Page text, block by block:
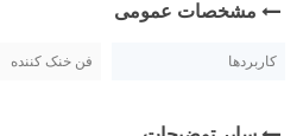
مشخصات عمومی
کاربردها فن خنک کننده